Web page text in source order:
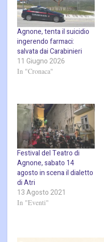
Agnone, tenta il suicidio
ingerendo farmaci:
salvata dai Carabinieri
11 Giugno 2026
In "Cronaca"
Festival del Teatro di
Agnone, sabato 14
agosto in scena il dialetto
di Atri
13 Agosto 2021
In "Eventi"